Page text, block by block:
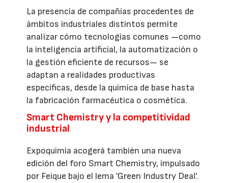
La presencia de compañías procedentes de
ámbitos industriales distintos permite
analizar cómo tecnologías comunes —como
la inteligencia artificial, la automatización o
la gestión eficiente de recursos— se
adaptan a realidades productivas
específicas, desde la química de base hasta
la fabricación farmacéutica o cosmética.
Smart Chemistry y la competitividad
industrial
Expoquimia acogerá también una nueva
edición del foro Smart Chemistry, impulsado
por Feique bajo el lema 'Green Industry Deal'.